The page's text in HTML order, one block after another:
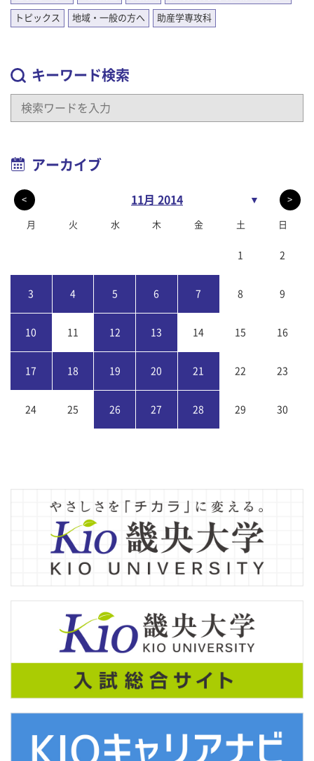
トピックス 地域・一般の方へ 助産学専攻科
キーワード検索
アーカイブ
< 11月 2014 ▼ >
月 火 水 木 金 土 日
1 2
3 4 5 6 7 8 9
10 11 12 13 14 15 16
17 18 19 20 21 22 23
24 25 26 27 28 29 30